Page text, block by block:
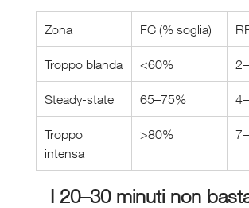
Zona FC (% soglia)
Troppo blanda <60%
Steady-state 65–75%
Troppo
intensa
>80%
I 20–30 minuti non